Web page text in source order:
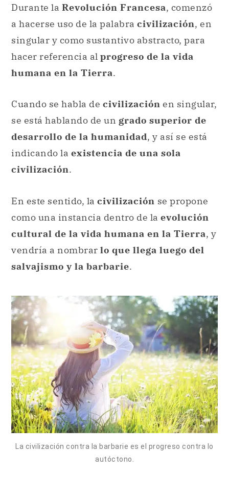
Durante la Revolución Francesa, comenzó
a hacerse uso de la palabra civilización, en
singular y como sustantivo abstracto, para
hacer referencia al progreso de la vida
humana en la Tierra.
Cuando se habla de civilización en singular,
se está hablando de un grado superior de
desarrollo de la humanidad, y así se está
indicando la existencia de una sola
civilización.
En este sentido, la civilización se propone
como una instancia dentro de la evolución
cultural de la vida humana en la Tierra, y
vendría a nombrar lo que llega luego del
salvajismo y la barbarie.
La civilización contra la barbarie es el progreso contra lo
autóctono.